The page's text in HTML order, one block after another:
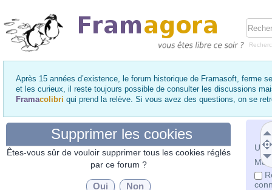
Après 15 années d’existence, le forum historique de Framasoft, ferme
et les curieux, il reste toujours possible de consulter les discussions
Framacolibri qui prend la relève. Si vous avez des questions, on se
Mot
Supprimer les cookies
Êtes-vous sûr de vouloir supprimer tous les cookies réglés
par ce forum ?